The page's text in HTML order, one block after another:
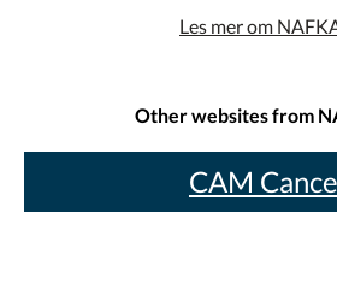
Les mer om
Other websites from
CAM